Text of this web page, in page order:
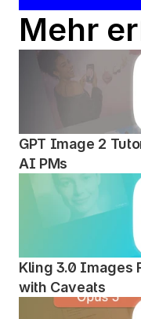
Mehr
GPT Image 2
AI PMs
Kling 3.0 Images
with Caveats